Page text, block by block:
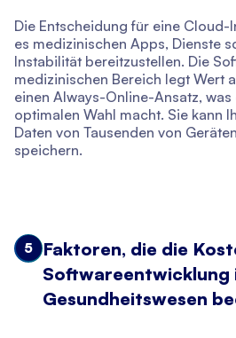
Die Entscheidung für eine
es medizinischen Apps, Dienste
Instabilität bereitzustellen. Die
medizinischen Bereich legt Wert
einen Always-Online-Ansatz,
optimalen Wahl macht. Sie kann
Daten von Tausenden von
speichern.
5
Faktoren, die die
Softwareentwicklung
Gesundheitswesen